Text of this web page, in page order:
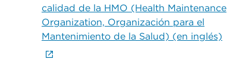
calidad de la HMO (Health Maintenance
Organization, Organización para el
Mantenimiento de la Salud) (en inglés)